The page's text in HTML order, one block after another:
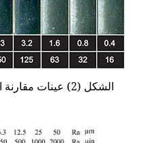
الشكل (2) عينات مقارنة النعومة والتحقق منها.